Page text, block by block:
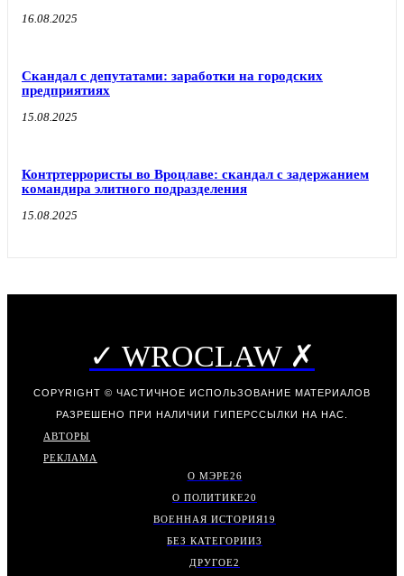
16.08.2025
Скандал с депутатами: заработки на городских
предприятиях
15.08.2025
Контртеррористы во Вроцлаве: скандал с задержанием
командира элитного подразделения
15.08.2025
✓ WROCLAW ✗
COPYRIGHT © ЧАСТИЧНОЕ ИСПОЛЬЗОВАНИЕ МАТЕРИАЛОВ
РАЗРЕШЕНО ПРИ НАЛИЧИИ ГИПЕРССЫЛКИ НА НАС.
АВТОРЫ
РЕКЛАМА
О МЭРЕ26
О ПОЛИТИКЕ20
ВОЕННАЯ ИСТОРИЯ19
БЕЗ КАТЕГОРИИ3
ДРУГОЕ2